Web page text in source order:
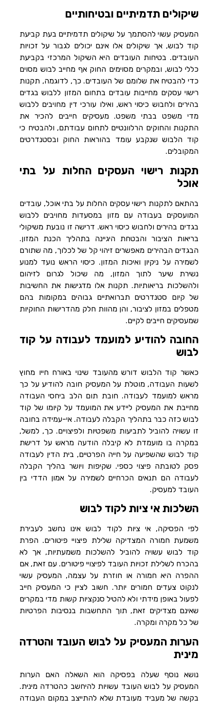
שיקולים תדמיתיים ובטיחותיים
המעסיק עשוי להסתמך על שיקולים תדמיתיים בעת קביעת
קוד לבוש, אך שיקולים אלו אינם יכולים לגבור על זכויות
העובדים. בטיחות העובדים היא השיקול המרכזי בקביעת
כללי לבוש, ובמקרים מסוימים החוק אף מחייב לבוש מסוים
כדי להבטיח את שלומם של העובדים. כך, לדוגמה, תקנות
רישוי עסקים מחייבות עובדים בתחום המזון ללבוש בגדים
בהירים ולחבוש כיסוי ראש, ואילו עורכי דין מחויבים ללבוש
מדי משפט בבתי משפט. מעסיקים חייבים להכיר את
התקנות והחוקים הרלוונטיים לתחום עבודתם, ולהבטיח כי
קוד הלבוש שנקבע עומד בהוראות החוק ובסטנדרטים
המקובלים.
תקנות רישוי העסקים החלות על בתי
אוכל
בהתאם לתקנות רישוי עסקים החלות על בתי אוכל, עובדים
המועסקים בעבודה עם מזון במסעדות מחויבים ללבוש
בגדים בהירים ולחבוש כיסוי ראש. דרישה זו נובעת משיקולי
בריאות הציבור והבטחת היגיינה בתהליך הכנת המזון.
הבגדים הבהירים מאפשרים זיהוי קל של לכלוך, מה שתורם
לשמירה על ניקיון ואיכות המזון. כיסוי הראש נועד למנוע
נשירת שיער לתוך המזון, מה שיכול לגרום לזיהום
ולהשלכות בריאותיות. תקנות אלו מדגישות את החשיבות
של קיום סטנדרטים תברואתיים גבוהים במקומות בהם
מטפלים במזון לציבור, והן מהוות חלק מהדרישות החוקיות
שמעסיקים חייבים לקיים.
החובה להודיע למועמד לעבודה על קוד
לבוש
כאשר קוד הלבוש דורש מהעובד שינוי באורח חייו מחוץ
לשעות העבודה, מוטלת על המעסיק חובה להודיע על כך
מראש למועמד לעבודה. חובת תום הלב ביחסי העבודה
מחייבת את המעסיק ליידע את המועמד על קיומו של קוד
לבוש כזה כבר בתהליך הקבלה לעבודה. אי-עמידה בחובה
זו עשויה להוביל לתביעות משפטיות ולפיצויים. כך, למשל,
במקרה בו מועמדת לא קיבלה הודעה מראש על דרישת
קוד לבוש שהשפיעה על חייה הפרטיים, בית הדין לעבודה
פסק לטובתה פיצוי כספי. שקיפות ויושר בהליך הקבלה
לעבודה הם תנאים הכרחיים לשמירה על אמון הדדי בין
העובד למעסיק.
השלכות אי ציות לקוד לבוש
לפי הפסיקה, אי ציות לקוד לבוש אינו נחשב לעבירת
משמעת חמורה המצדיקה שלילת פיצויי פיטורים. הפרת
קוד לבוש עשויה להוביל להשלכות משמעתיות, אך לא
בהכרח לשלילת זכויות העובד לפיצויי פיטורים. עם זאת, אם
ההפרה היא חמורה או חוזרת על עצמה, המעסיק עשוי
לנקוט צעדים חמורים יותר. חשוב לציין כי המעסיק חייב
לפעול באופן מידתי ולא להטיל סנקציות קשות מדי במקרים
שאינם מצדיקים זאת, תוך התחשבות בנסיבות הפרטיות
של כל מקרה ומקרה.
הערות המעסיק על לבוש העובד והטרדה
מינית
נושא נוסף שעלה בפסיקה הוא השאלה האם הערות
המעסיק על לבוש העובד עשויות להיחשב כהטרדה מינית.
בקשה של מעביד מעובדת שלא להתייצב במקום העבודה